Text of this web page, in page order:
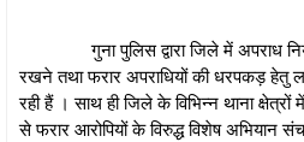
गुना पुलिस द्वारा जिले में अपराध
रखने तथा फरार अपराधियों की धरपकड़ हेतु
रही हैं । साथ ही जिले के विभिन्न थाना
से फरार आरोपियों के विरुद्ध विशेष अभियान